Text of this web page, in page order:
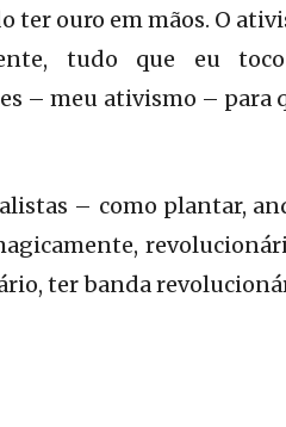
ter ouro em mãos. O
tudo que eu
– meu ativismo – para
– como plantar,
ter banda